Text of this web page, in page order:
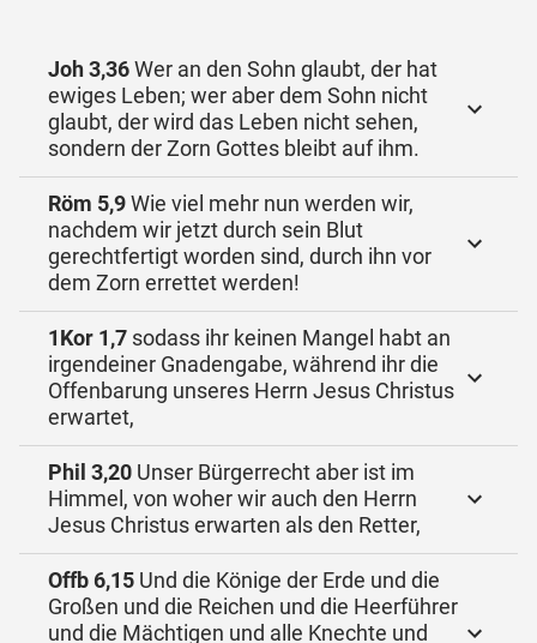
Joh 3,36Wer an den Sohn glaubt, der hat
ewiges Leben; wer aber dem Sohn nicht
glaubt, der wird das Leben nicht sehen,
sondern der Zorn Gottes bleibt auf ihm.
Röm 5,9Wie viel mehr nun werden wir,
nachdem wir jetzt durch sein Blut
gerechtfertigt worden sind, durch ihn vor
dem Zorn errettet werden!
1Kor 1,7 sodass ihr keinen Mangel habt an
irgendeiner Gnadengabe, während ihr die
Offenbarung unseres Herrn Jesus Christus
erwartet,
Phil 3,20 Unser Bürgerrecht aber ist im
Himmel, von woher wir auch den Herrn
Jesus Christus erwarten als den Retter,
Offb 6,15 Und die Könige der Erde und die
Großen und die Reichen und die Heerführer
und die Mächtigen und alle Knechte und